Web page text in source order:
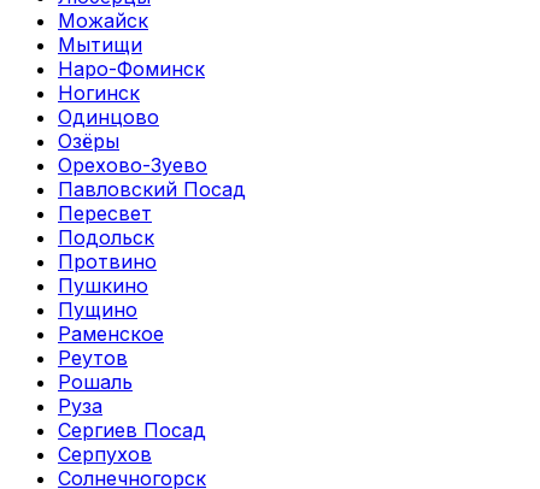
Можайск
Мытищи
Наро-Фоминск
Ногинск
Одинцово
Озёры
Орехово-Зуево
Павловский Посад
Пересвет
Подольск
Протвино
Пушкино
Пущино
Раменское
Реутов
Рошаль
Руза
Сергиев Посад
Серпухов
Солнечногорск